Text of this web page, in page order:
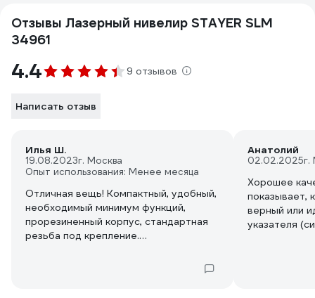
Отзывы Лазерный нивелир STAYER SLM
34961
4.4 9 отзывов
Написать отзыв
Илья Ш.
19.08.2023г. Москва
Опыт использования: Менее месяца
Отличная вещь! Компактный, удобный,
необходимый минимум функций,
прорезиненный корпус, стандартная
резьба под крепление.
Анатолий
02.02.2025г.
Хорошее
показывает,
верный или
указателя